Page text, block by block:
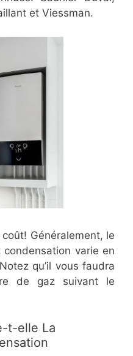
et Viessman.
Généralement, le
condensation varie en
qu’il vous faudra
de gaz suivant le
t-elle La